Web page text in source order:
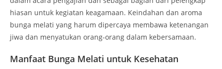
hiasan untuk kegiatan keagamaan. Keindahan dan aroma
bunga melati yang harum dipercaya membawa ketenangan
jiwa dan menyatukan orang-orang dalam kebersamaan.
Manfaat Bunga Melati untuk Kesehatan